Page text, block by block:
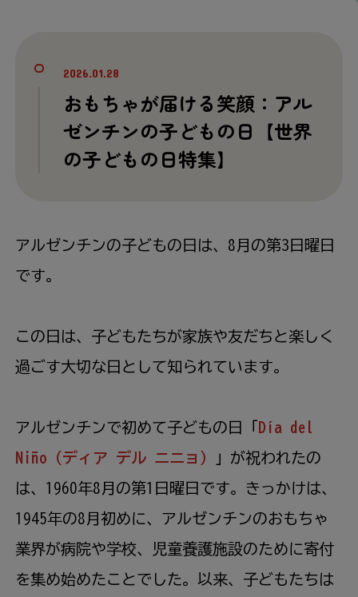
2026.01.28
おもちゃが届ける笑顔：アル
ゼンチンの子どもの日【世界
の子どもの日特集】
アルゼンチンの子どもの日は、8 月 の第3日曜日
です。
この日は、子どもたちが家族や友だちと楽しく
過ごす大切な日として知られています。
アルゼンチンで初めて子どもの日「
Día del
Niño（ディア デル ニニョ）
」が祝われたの
は、1960年8 月 の第1日曜日です。きっかけは、
1945年の8 月初めに、アルゼンチンのおもちゃ
業界が病院や学校、児童養護施設のために寄付
を集め始めたことでした。以来、子どもたちは